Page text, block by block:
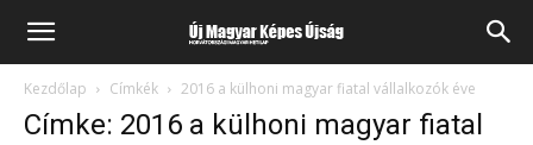
Kezdőlap Címkék 2016 a külhoni magyar fiatal vállalkozók éve
Címke: 2016 a külhoni magyar fiatal